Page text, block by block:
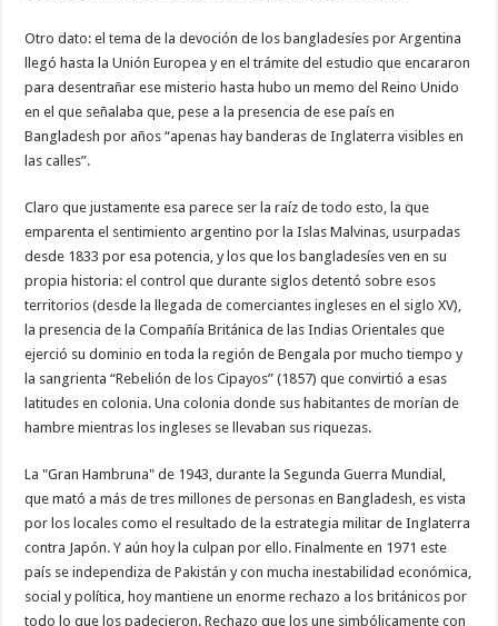
Otro dato: el tema de la devoción de los bangladesíes por Argentina
llegó hasta la Unión Europea y en el trámite del estudio que encararon
para desentrañar ese misterio hasta hubo un memo del Reino Unido
en el que señalaba que, pese a la presencia de ese país en
Bangladesh por años “apenas hay banderas de Inglaterra visibles en
las calles”.
Claro que justamente esa parece ser la raíz de todo esto, la que
emparenta el sentimiento argentino por la Islas Malvinas, usurpadas
desde 1833 por esa potencia, y los que los bangladesíes ven en su
propia historia: el control que durante siglos detentó sobre esos
territorios (desde la llegada de comerciantes ingleses en el siglo XV),
la presencia de la Compañía Británica de las Indias Orientales que
ejerció su dominio en toda la región de Bengala por mucho tiempo y
la sangrienta “Rebelión de los Cipayos” (1857) que convirtió a esas
latitudes en colonia. Una colonia donde sus habitantes de morían de
hambre mientras los ingleses se llevaban sus riquezas.
La "Gran Hambruna" de 1943, durante la Segunda Guerra Mundial,
que mató a más de tres millones de personas en Bangladesh, es vista
por los locales como el resultado de la estrategia militar de Inglaterra
contra Japón. Y aún hoy la culpan por ello. Finalmente en 1971 este
país se independiza de Pakistán y con mucha inestabilidad económica,
social y política, hoy mantiene un enorme rechazo a los británicos por
todo lo que los padecieron. Rechazo que los une simbólicamente con